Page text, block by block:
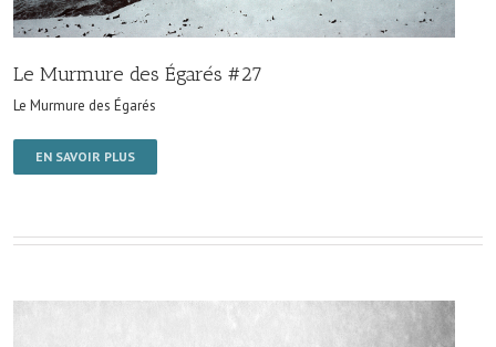
Le Murmure des Égarés #27
Le Murmure des Égarés
EN SAVOIR PLUS